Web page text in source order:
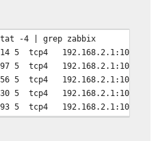
-4 | grep zabbix
5 tcp4
5 tcp4
5 tcp4
5 tcp4
5 tcp4